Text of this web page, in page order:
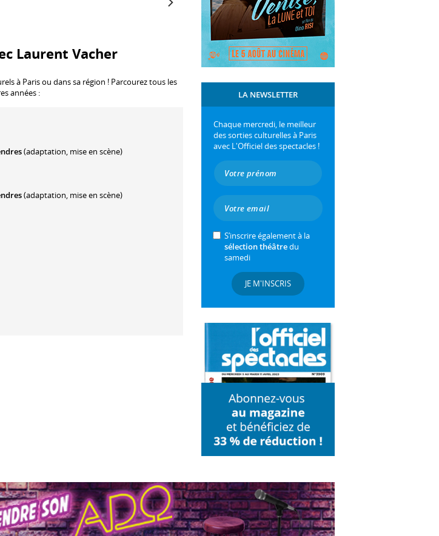
Laurent Vacher
à Paris ou dans sa région ! Parcourez tous les
années :
(adaptation, mise en scène)
(adaptation, mise en scène)
LA NEWSLETTER
Chaque mercredi, le meilleur
des sorties culturelles à Paris
avec L'Officiel des spectacles !
S’inscrire également à la
sélection théâtredu
samedi
JE M'INSCRIS